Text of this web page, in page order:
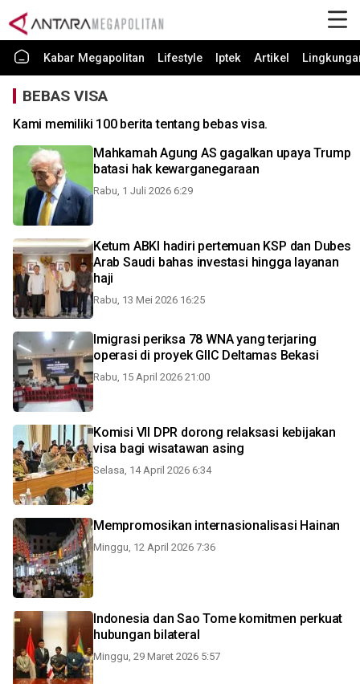
Kabar Megapolitan Lifestyle Iptek Artikel
BEBAS VISA
Kami memiliki 100 berita tentang bebas visa.
Mahkamah Agung AS gagalkan upaya Trump
batasi hak kewarganegaraan
Rabu, 1 Juli 2026 6:29
Ketum ABKI hadiri pertemuan KSP dan Dubes
Arab Saudi bahas investasi hingga layanan
haji
Rabu, 13 Mei 2026 16:25
Imigrasi periksa 78 WNA yang terjaring
operasi di proyek GIIC Deltamas Bekasi
Rabu, 15 April 2026 21:00
Komisi VII DPR dorong relaksasi kebijakan
visa bagi wisatawan asing
Selasa, 14 April 2026 6:34
Mempromosikan internasionalisasi Hainan
Minggu, 12 April 2026 7:36
Indonesia dan Sao Tome komitmen perkuat
hubungan bilateral
Minggu, 29 Maret 2026 5:57